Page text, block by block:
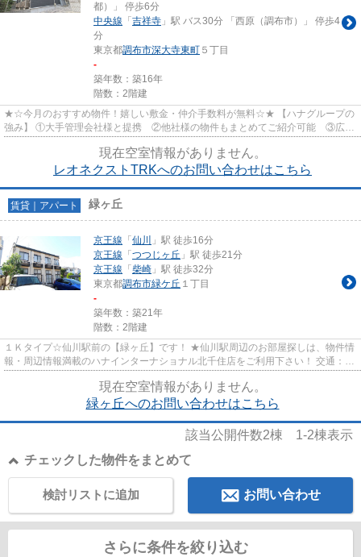
都）」 停歩6分
中央線 「 吉祥寺 」駅 バス30分 「西原（調布市）」 停歩4
分
東京都調布市深大寺東町 ５丁目
-
築年数：築16年
階数：2階建
★☆今月のおすすめ物件！嬉しい敷金・仲介手数料が無料☆★ 【ハナグループの
強み】 ①大手管理会社様と提携 ②他社様の物件もまとめてご紹介可能 ③広範
現在空室情報がありません。
レオネクストTRKへのお問い合わせはこちら
賃貸｜アパート 緑ヶ丘
京王線 「 仙川
」駅 徒歩16分
京王線 「 つつじヶ丘 」駅 徒歩21分
京王線 「 柴崎 」駅 徒歩32分
東京都調布市緑ケ丘 １丁目
-
築年数：築21年
階数：2階建
１Ｋタイプ☆仙川駅前の【緑ヶ丘】です！ ★仙川駅周辺のお部屋探しは、物件情
報・周辺情報満載のハナインターナショナル北千住店をご利用下さい！ 交通：京
現在空室情報がありません。
緑ヶ丘へのお問い合わせはこちら
該当公開件数2棟 1-2棟表示
チェックした物件をまとめて
お問い合わせ
検討リストに追加
さらに条件を絞り込む